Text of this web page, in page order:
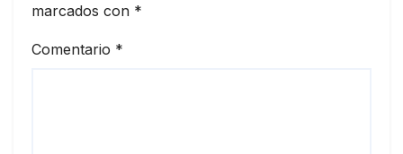
marcados con *
Comentario *